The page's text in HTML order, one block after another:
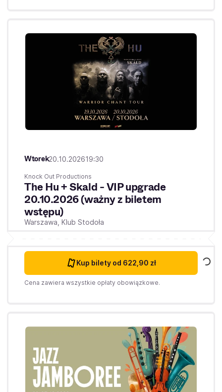
Wtorek20.10.202619:30
Knock Out Productions
The Hu + Skald - VIP upgrade
20.10.2026 (ważny z biletem
wstępu)
Warszawa, Klub Stodoła
Kup bilety od 622,90 zł
Cena zawiera wszystkie opłaty obowiązkowe.